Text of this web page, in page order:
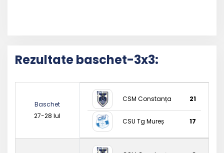
Rezultate baschet-3x3:
Baschet
27-28 Iul
CSM Constanța 21
CSU Tg Mureș 17